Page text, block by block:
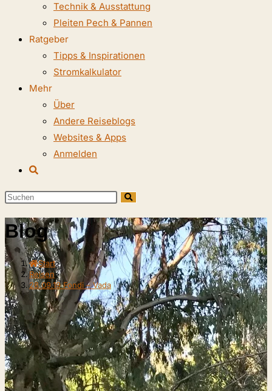
Technik & Ausstattung
Pleiten Pech & Pannen
Ratgeber
Tipps & Inspirationen
Stromkalkulator
Mehr
Über
Andere Reiseblogs
Websites & Apps
Anmelden
Website-
umschalten
Diese
durchsuchen
Blog
Start>
Reisen>
28.09.19 Fondi – Vada